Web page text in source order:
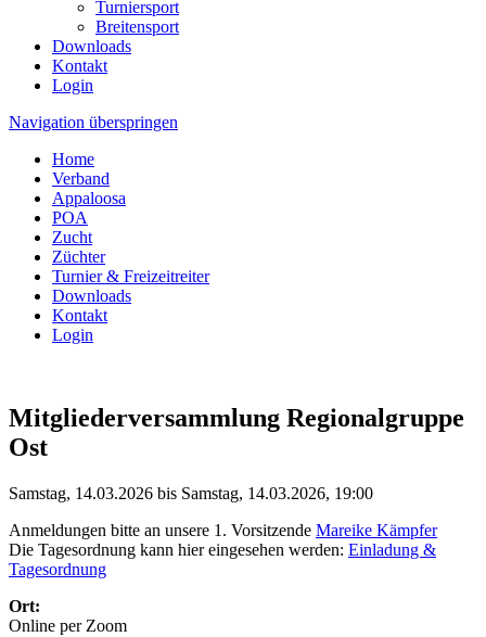
Turniersport
Breitensport
Downloads
Kontakt
Login
Navigation überspringen
Home
Verband
Appaloosa
POA
Zucht
Züchter
Turnier & Freizeitreiter
Downloads
Kontakt
Login
Mitgliederversammlung Regionalgruppe
Ost
Samstag, 14.03.2026 bis Samstag, 14.03.2026, 19:00
Anmeldungen bitte an unsere 1. Vorsitzende Mareike Kämpfer
Die Tagesordnung kann hier eingesehen werden: Einladung &
Tagesordnung
Ort:
Online per Zoom